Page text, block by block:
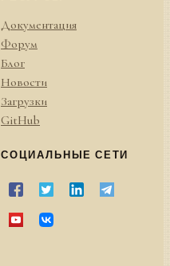
Документация
Форум
Блог
Новости
Загрузки
GitHub
СОЦИАЛЬНЫЕ СЕТИ